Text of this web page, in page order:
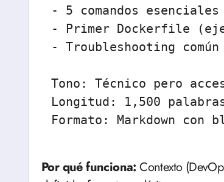
- 5 comandos
- Primer Dockerfile
- Troubleshooting
Tono: Técnico pero
Longitud: 1,500
Formato: Markdown con
Por qué funciona: Contexto